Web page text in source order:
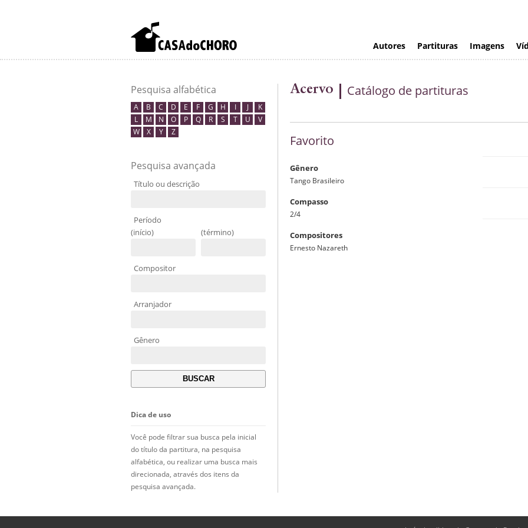
Autores Partituras Imagens
Pesquisa alfabética
A B C D E F G H I J
K
L
M N O P Q R S T U
V
W
X Y Z
Pesquisa avançada
Título ou descrição
Período
(início)
(término)
Compositor
Arranjador
Gênero
Dica de uso
Você pode filtrar sua busca pela inicial
do título da partitura, na pesquisa
alfabética, ou realizar uma busca mais
direcionada, através dos itens da
pesquisa avançada.
Acervo Catálogo de partituras
Favorito
Gênero
Tango Brasileiro
Compasso
2/4
Compositores
Ernesto Nazareth